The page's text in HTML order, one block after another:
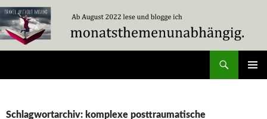
Zum
Inhalt
springen
Schlagwortarchiv: komplexe posttraumatische